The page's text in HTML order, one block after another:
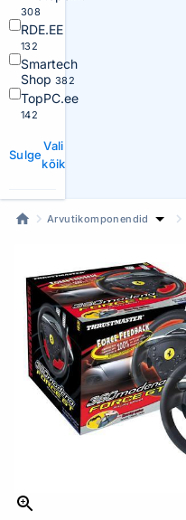
308
RDE.EE
132
Smartech
Shop 382
TopPC.ee
142
Sulge
Vali
kõik
Arvutikomponendid